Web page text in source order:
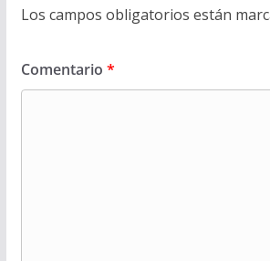
Los campos obligatorios están
Comentario *